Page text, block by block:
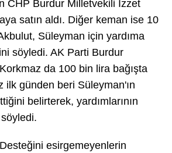
CHP Burdur Milletvekili İzzet
satın aldı. Diğer keman ise 10
Süleyman için yardıma
söyledi. AK Parti Burdur
da 100 bin lira bağışta
ilk günden beri Süleyman'ın
belirterek, yardımlarının
esirgemeyenlerin